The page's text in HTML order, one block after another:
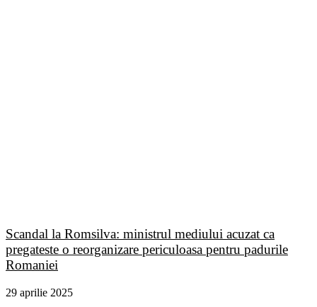
Scandal la Romsilva: ministrul mediului acuzat ca
pregateste o reorganizare periculoasa pentru padurile
Romaniei
29 aprilie 2025